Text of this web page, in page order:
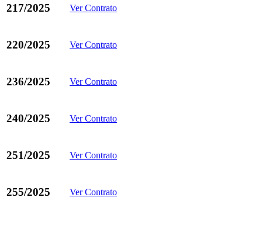
217/2025 Ver Contrato
220/2025 Ver Contrato
236/2025 Ver Contrato
240/2025 Ver Contrato
251/2025 Ver Contrato
255/2025 Ver Contrato